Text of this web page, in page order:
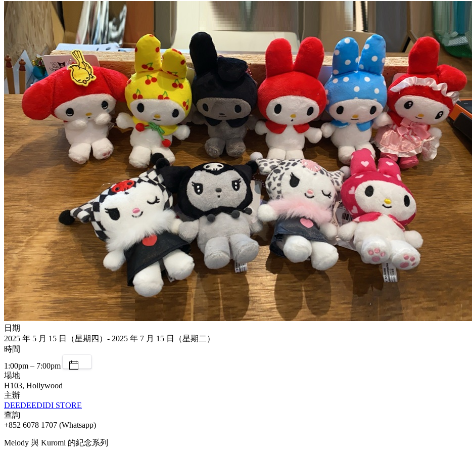
日期
2025 年 5 月 15 日（星期四）- 2025 年 7 月 15 日（星期二）
時間
1:00pm – 7:00pm
場地
H103, Hollywood
主辦
DEEDEEDIDI STORE
查詢
+852 6078 1707 (Whatsapp)
Melody 與 Kuromi 的紀念系列